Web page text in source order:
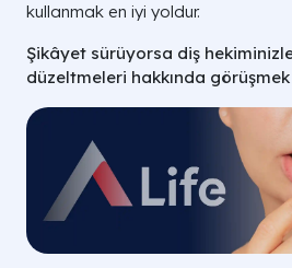
kullanmak en iyi yoldur.
Şikâyet sürüyorsa diş
düzeltmeleri hakkında görüşmek